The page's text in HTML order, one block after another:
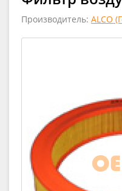
Производитель: ALCO